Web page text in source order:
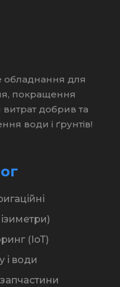
обладнання для
покращення
добрив та
води і ґрунтів!
(ІоТ)
і води